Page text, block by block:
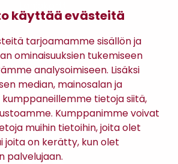
käyttää evästeitä
tarjoamamme sisällön ja
ominaisuuksien tukemiseen
analysoimiseen. Lisäksi
median, mainosalan ja
tietoja siitä,
Kumppanimme voivat
muihin tietoihin, joita olet
joita on kerätty, kun olet
palvelujaan.
Ratsula Café
Sopimusehdot
Tietosuojaseloste
Maksutavat